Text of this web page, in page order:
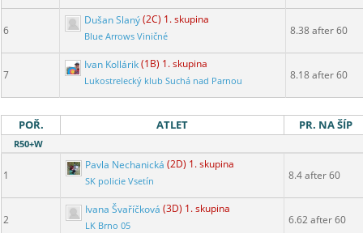
6
Dušan Slaný(2C) 1. skupina
Blue Arrows Viničné 8.38 after 60
7
Ivan Kollárik(1B) 1. skupina
Lukostrelecký klub Suchá nad Parnou 8.18 after 60
POŘ. ATLET PR. NA ŠÍP
R50+W
1
Pavla Nechanická (2D) 1. skupina
SK policie Vsetín 8.4 after 60
2
Ivana Švaříčková (3D) 1. skupina
LK Brno 05 6.62 after 60